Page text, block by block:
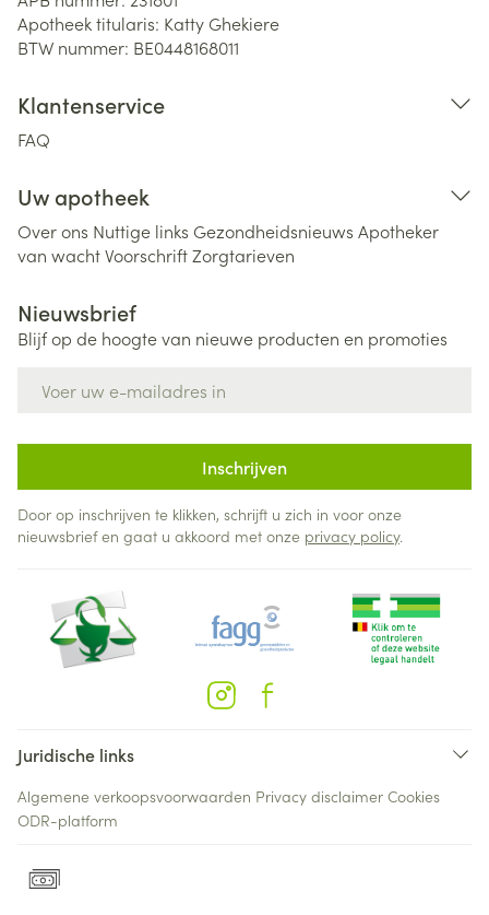
Apotheek titularis: Katty Ghekiere
BTW nummer: BE0448168011
Klantenservice
FAQ
Uw apotheek
Over ons Nuttige links Gezondheidsnieuws Apotheker
van wachtVoorschriftZorgtarieven
Nieuwsbrief
Blijf op de hoogte van nieuwe producten en promoties
Inschrijven
Door op inschrijven te klikken, schrijft u zich in voor onze
nieuwsbrief en gaat u akkoord met onze privacy policy.
Juridische links
Algemene verkoopsvoorwaarden Privacy disclaimer Cookies
ODR-platform